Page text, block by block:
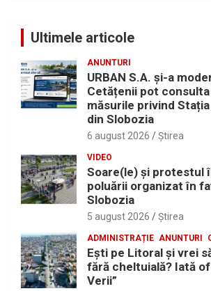
Ultimele articole
ANUNTURI
URBAN S.A. și-a
Cetățenii pot
măsurile privind
din Slobozia
6 august 2026 Ştirea
VIDEO
Soare(le) și protestul
poluării organizat în
Slobozia
5 august 2026 Ştirea
ADMINISTRAȚIE ANUNTURI
Eşti pe Litoral şi vrei
fără cheltuială? Iată
Verii”